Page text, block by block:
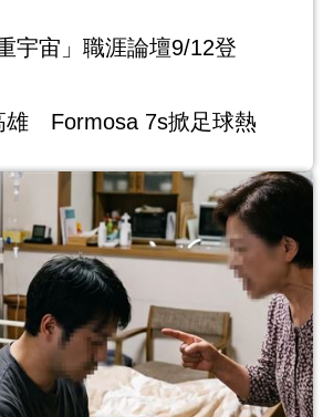
宇宙」職涯論壇9/12登
雄 Formosa 7s掀足球熱